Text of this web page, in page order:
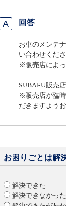
回答
お車のメンテ
い合わせくだ
※販売店によ
SUBARU販売
※販売店が臨
だきますよう
お困りごとは解
解決できた
解決できなかった